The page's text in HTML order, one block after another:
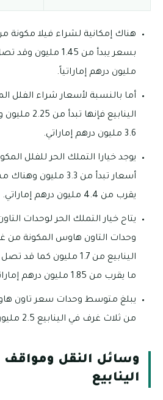
هناك إمكانية لشراء فيلا مكونة
مليون درهم إماراتياً.
أما بالنسبة لأسعار شراء الفلل
الينابيع
3.6 مليون درهم إماراتي.
يوجد خيارا التملك الحر للفلل
أسعار تبدأ من 3.3
يقرب من 4.4 مليون درهم إماراتي.
يتاح خيار التملك الحر لوحدات
وحدات التاون هاوس المكونة من
الينابيع من 1.7 مليون
ما يقرب من 1.85 مليون درهم إماراتي.
يبلغ متوسط وحدات سعر تاون
من ثلاث غرف في الينابيع 2.5 مليون درهم.
وسائل النقل ومواقف
الينابيع